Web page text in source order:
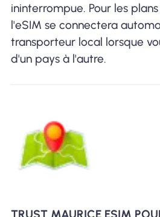
ininterrompue. Pour les
l'eSIM se connectera
transporteur local lorsque
d'un pays à l'autre.